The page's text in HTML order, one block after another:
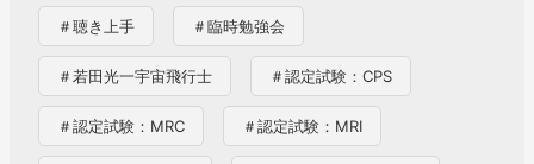
＃聴き上手 ＃臨時勉強会
＃若田光一宇宙飛行士 ＃認定試験：CPS
＃認定試験：MRC ＃認定試験：MRI